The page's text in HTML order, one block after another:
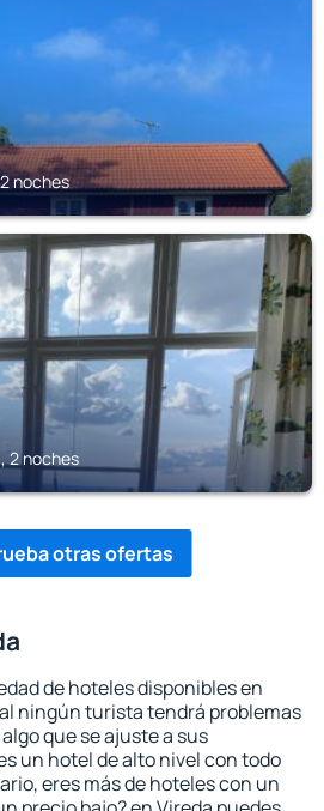
noches
2 noches
otras ofertas
de hoteles disponibles en
ningún turista tendrá problemas
que se ajuste a sus
un hotel de alto nivel con todo
eres más de hoteles con un